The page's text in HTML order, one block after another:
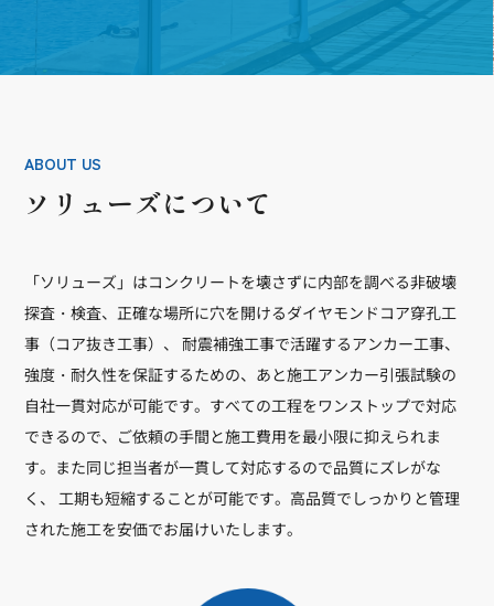
ABOUT US
ソリューズについて
「ソリューズ」はコンクリートを壊さずに内部を調べる非破壊
探査・検査、正確な場所に穴を開けるダイヤモンドコア穿孔工
事（コア抜き工事）、 耐震補強工事で活躍するアンカー工事、
強度・耐久性を保証するための、あと施工アンカー引張試験の
自社一貫対応が可能です。すべての工程をワンストップで対応
できるので、ご依頼の手間と施工費用を最小限に抑えられま
す。また同じ担当者が一貫して対応するので品質にズレがな
く、 工期も短縮することが可能です。高品質でしっかりと管理
された施工を安価でお届けいたします。